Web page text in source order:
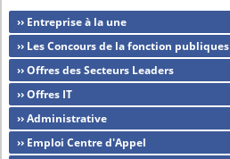
›› Entreprise à la une
›› Les Concours de la fonction publiques
›› Offres des Secteurs Leaders
›› Offres IT
›› Administrative
›› Emploi Centre d'Appel